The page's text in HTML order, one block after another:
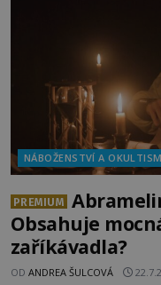
NÁBOŽENSTVÍ A
PREMIUM
Obsahuje
zaříkávadla?
OD ANDREA ŠULCOVÁ